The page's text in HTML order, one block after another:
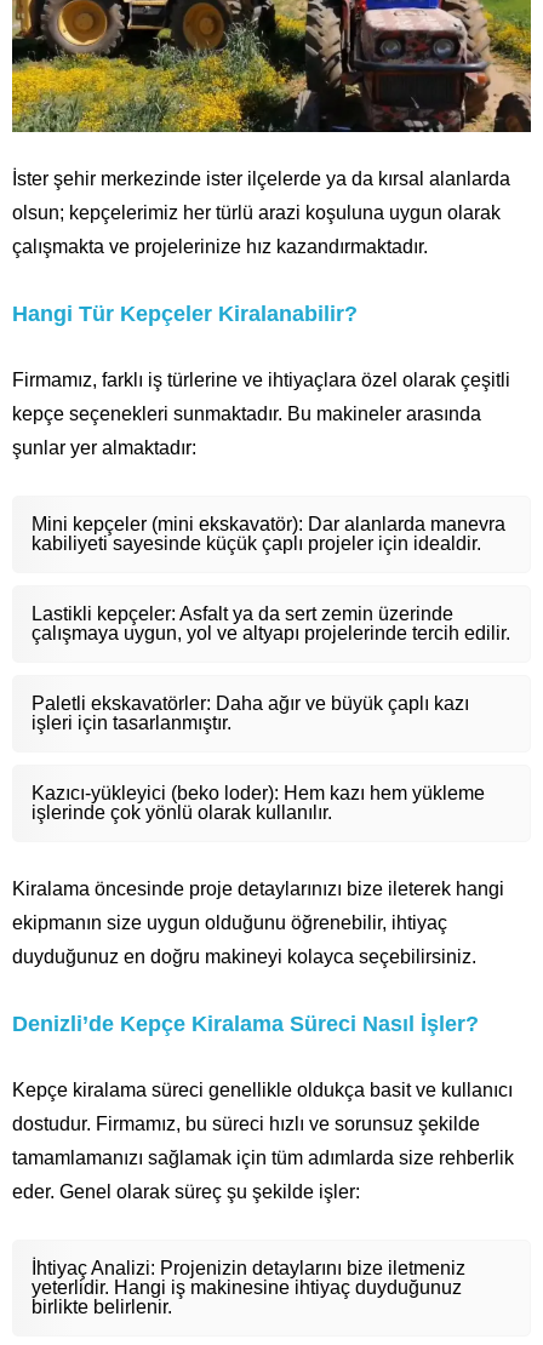
İster şehir merkezinde ister ilçelerde ya da kırsal alanlarda
olsun; kepçelerimiz her türlü arazi koşuluna uygun olarak
çalışmakta ve projelerinize hız kazandırmaktadır.
Hangi Tür Kepçeler Kiralanabilir?
Firmamız, farklı iş türlerine ve ihtiyaçlara özel olarak çeşitli
kepçe seçenekleri sunmaktadır. Bu makineler arasında
şunlar yer almaktadır:
Mini kepçeler (mini ekskavatör): Dar alanlarda manevra
kabiliyeti sayesinde küçük çaplı projeler için idealdir.
Lastikli kepçeler: Asfalt ya da sert zemin üzerinde
çalışmaya uygun, yol ve altyapı projelerinde tercih edilir.
Paletli ekskavatörler: Daha ağır ve büyük çaplı kazı
işleri için tasarlanmıştır.
Kazıcı-yükleyici (beko loder): Hem kazı hem yükleme
işlerinde çok yönlü olarak kullanılır.
Kiralama öncesinde proje detaylarınızı bize ileterek hangi
ekipmanın size uygun olduğunu öğrenebilir, ihtiyaç
duyduğunuz en doğru makineyi kolayca seçebilirsiniz.
Denizli’de Kepçe Kiralama Süreci Nasıl İşler?
Kepçe kiralama süreci genellikle oldukça basit ve kullanıcı
dostudur. Firmamız, bu süreci hızlı ve sorunsuz şekilde
tamamlamanızı sağlamak için tüm adımlarda size rehberlik
eder. Genel olarak süreç şu şekilde işler:
İhtiyaç Analizi: Projenizin detaylarını bize iletmeniz
yeterlidir. Hangi iş makinesine ihtiyaç duyduğunuz
birlikte belirlenir.